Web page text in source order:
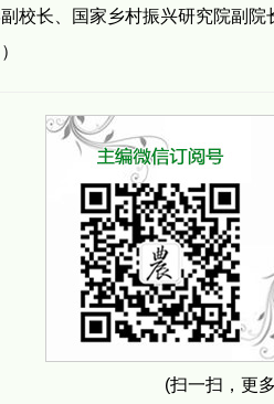
副校长、国家乡村振兴研究院副
(扫一扫，更